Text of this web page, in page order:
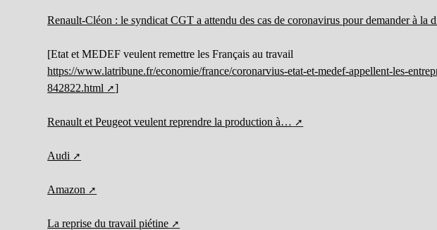
Renault-Cléon : le syndicat CGT a attendu des cas de coronavirus pour demander à la
[Etat et MEDEF veulent remettre les Français au travail
https://www.latribune.fr/economie/france/coronarvius-etat-et-medef-appellent-les-
842822.html
]
Renault et Peugeot veulent reprendre la production à…
Audi
Amazon
La reprise du travail piétine